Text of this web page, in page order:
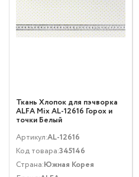
Ткань Хлопок для пэчворка
ALFA Mix AL-12616 Горох и
точки Белый
Артикул:AL-12616
Код товара:345146
Страна:Южная Корея